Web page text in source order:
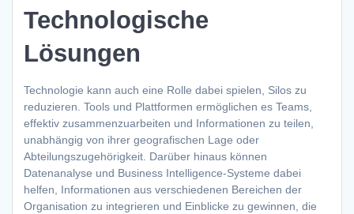
Technologische
Lösungen
Technologie kann auch eine Rolle dabei spielen, Silos zu
reduzieren. Tools und Plattformen ermöglichen es Teams,
effektiv zusammenzuarbeiten und Informationen zu teilen,
unabhängig von ihrer geografischen Lage oder
Abteilungszugehörigkeit. Darüber hinaus können
Datenanalyse und Business Intelligence-Systeme dabei
helfen, Informationen aus verschiedenen Bereichen der
Organisation zu integrieren und Einblicke zu gewinnen, die